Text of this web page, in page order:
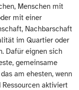
Menschen mit
mit einer
Nachbarschaft
im Quartier oder
Dafür eignen sich
gemeinsame
am ehesten, wenn
Ressourcen aktiviert